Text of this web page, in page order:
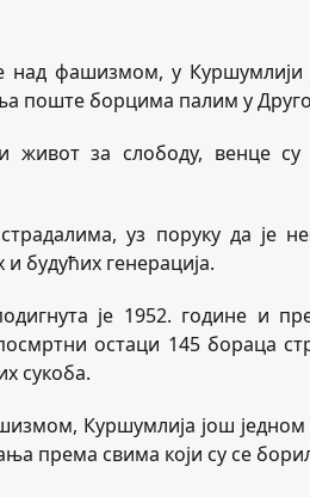
фашизмом, у Куршумлији
поште борцима палим у
живот за слободу, венце
уз поруку да је
будућих генерација.
је 1952. године и
остаци 145 бораца
сукоба.
Куршумлија још једном
према свима који су се